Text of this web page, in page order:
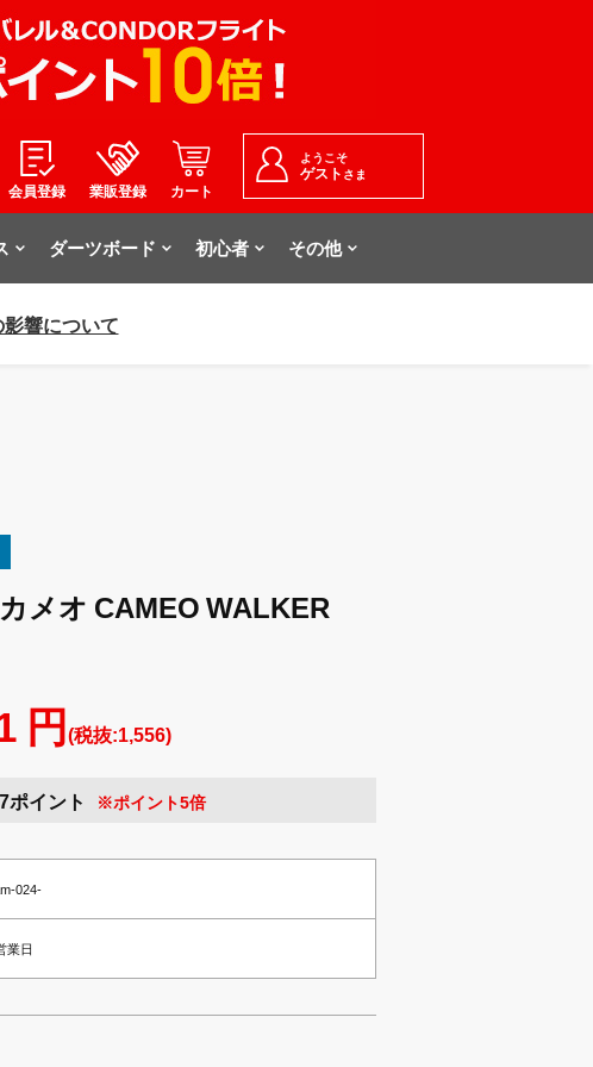
会員登録 業販登録 カート
ようこそ
ゲスト さま
ダーツボード 初心者 その他
響について
メオ CAMEO WALKER
円(税抜:1,556)
ポイント ※ポイント5倍
024-
業日